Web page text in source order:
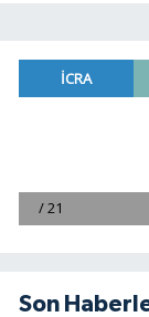
Son